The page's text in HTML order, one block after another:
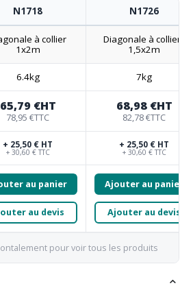
N1718 N1726
à collier
1x2m
Diagonale à colliers
1,5x2m
6.4kg 7kg
65,79 €HT
78,95 €TTC
68,98 €HT
82,78 €TTC
+ 25,50 € HT
+ 30,60 € TTC
+ 25,50 € HT
+ 30,60 € TTC
au panier
au devis
Ajouter au panier
Ajouter au devis
pour voir tous les produits